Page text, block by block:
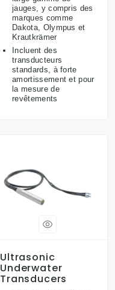
jauges, y compris des
marques comme
Dakota, Olympus et
Krautkrämer
Incluent des
transducteurs
standards, à forte
amortissement et pour
la mesure de
revêtements
Ultrasonic
Underwater
Transducers